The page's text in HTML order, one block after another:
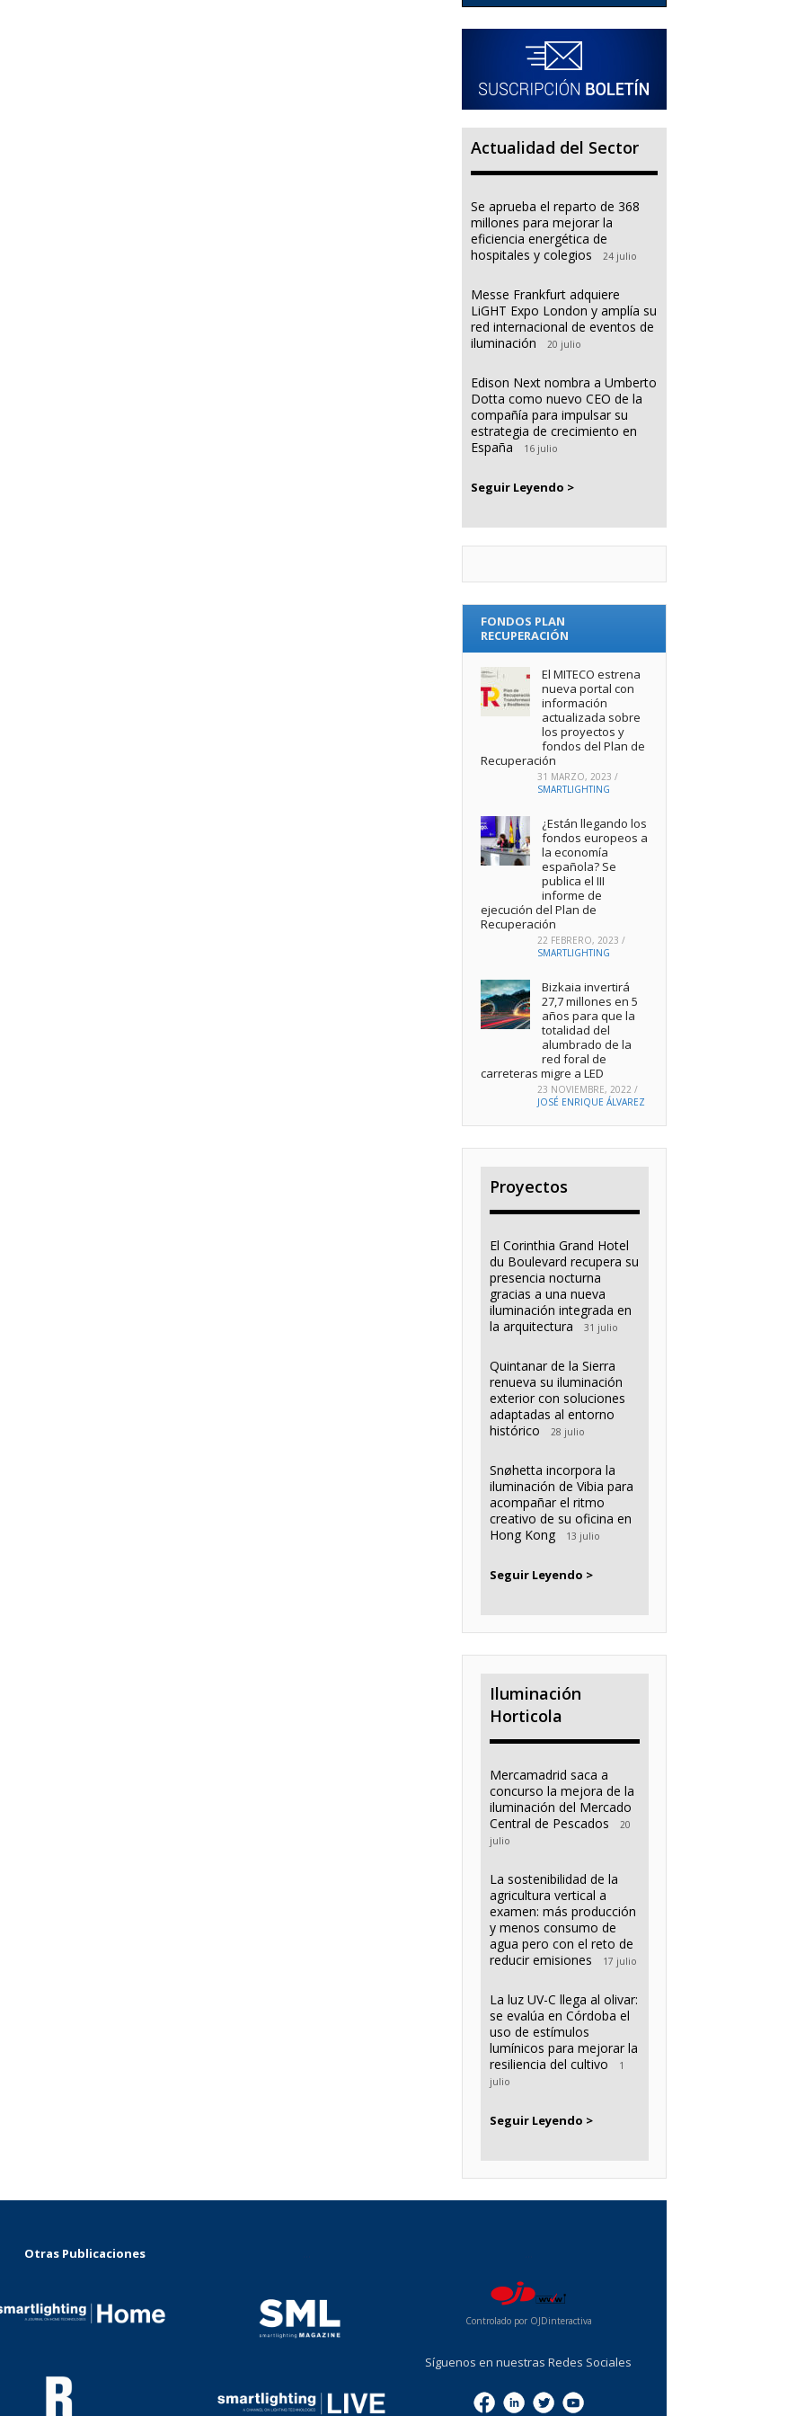
Actualidad del Sector
Se aprueba el reparto de 368
millones para mejorar la
eficiencia energética de
hospitales y colegios
24 julio
Messe Frankfurt adquiere
LiGHT Expo London y amplía su
red internacional de eventos de
iluminación
20 julio
Edison Next nombra a Umberto
Dotta como nuevo CEO de la
compañía para impulsar su
estrategia de crecimiento en
España
16 julio
Seguir Leyendo >
FONDOS PLAN
RECUPERACIÓN
El MITECO estrena
nueva portal con
información
actualizada sobre
los proyectos y
fondos del Plan de
Recuperación
31 MARZO, 2023 /
SMARTLIGHTING
¿Están llegando los
fondos europeos a
la economía
española? Se
publica el III
informe de
ejecución del Plan de
Recuperación
22 FEBRERO, 2023 /
SMARTLIGHTING
Bizkaia invertirá
27,7 millones en 5
años para que la
totalidad del
alumbrado de la
red foral de
carreteras migre a LED
23 NOVIEMBRE, 2022 /
JOSÉ ENRIQUE ÁLVAREZ
Proyectos
El Corinthia Grand Hotel
du Boulevard recupera su
presencia nocturna
gracias a una nueva
iluminación integrada en
la arquitectura
31 julio
Quintanar de la Sierra
renueva su iluminación
exterior con soluciones
adaptadas al entorno
histórico
28 julio
Snøhetta incorpora la
iluminación de Vibia para
acompañar el ritmo
creativo de su oficina en
Hong Kong
13 julio
Seguir Leyendo >
Iluminación
Horticola
Mercamadrid saca a
concurso la mejora de la
iluminación del Mercado
Central de Pescados
20
julio
La sostenibilidad de la
agricultura vertical a
examen: más producción
y menos consumo de
agua pero con el reto de
reducir emisiones
17 julio
La luz UV-C llega al olivar:
se evalúa en Córdoba el
uso de estímulos
lumínicos para mejorar la
resiliencia del cultivo
1
julio
Seguir Leyendo >
Otras Publicaciones
Controlado por OJDinteractiva
Síguenos en nuestras Redes Sociales